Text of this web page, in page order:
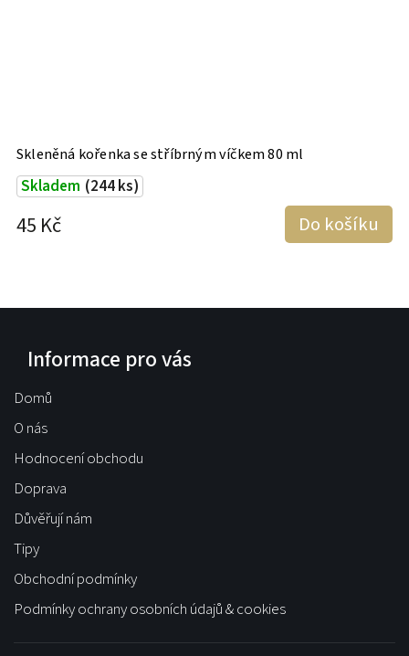
Skleněná kořenka se stříbrným víčkem 80 ml
Skladem (244 ks)
45 Kč Do košíku
Informace pro vás
Domů
O nás
Hodnocení obchodu
Doprava
Důvěřují nám
Tipy
Obchodní podmínky
Podmínky ochrany osobních údajů & cookies